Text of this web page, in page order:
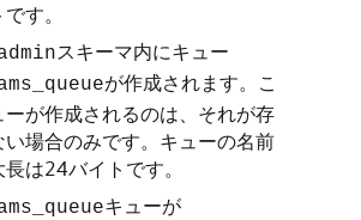
す。
スキーマ内にキュー
が作成されます。こ
ーが作成されるのは、それが存
い場合のみです。キューの名前
は24バイトです。
キューが